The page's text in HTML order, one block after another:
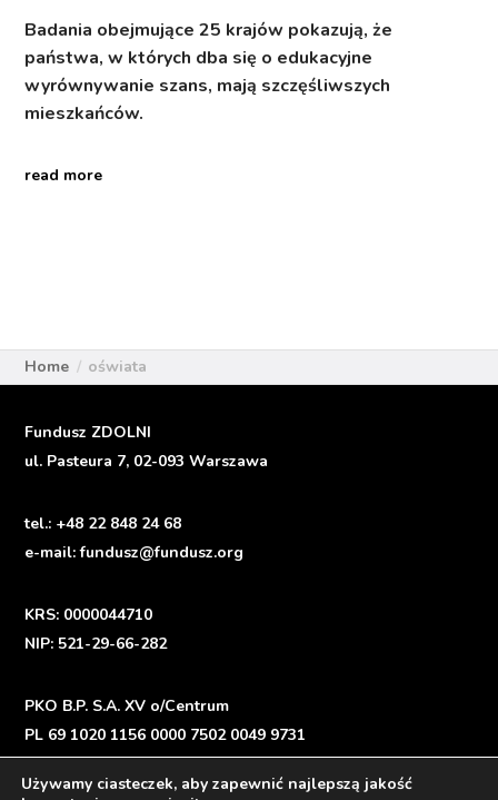
Badania obejmujące 25 krajów pokazują, że
państwa, w których dba się o edukacyjne
wyrównywanie szans, mają szczęśliwszych
mieszkańców.
read more
Home oświata
Fundusz ZDOLNI
ul. Pasteura 7, 02-093 Warszawa
tel.: +48 22 848 24 68
e-mail:fundusz@fundusz.org
KRS: 0000044710
NIP: 521-29-66-282
PKO B.P. S.A. XV o/Centrum
PL 69 1020 1156 0000 7502 0049 9731
Używamy ciasteczek, aby zapewnić najlepszą jakość